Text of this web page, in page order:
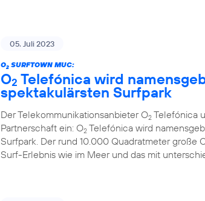
05. Juli 2023
O2 SURFTOWN MUC:
O2 Telefónica wird
spektakulärsten Surfpark
Der Telekommunikationsanbieter O2 Telefónica
Partnerschaft ein: O2 Telefónica wird
Surfpark. Der rund 10.000 Quadratmeter
Surf-Erlebnis wie im Meer und das mit